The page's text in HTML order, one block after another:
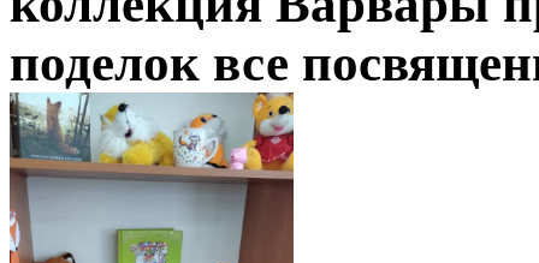
поделок все